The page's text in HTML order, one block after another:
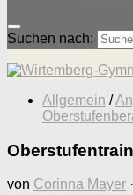
Suchen nach:
Allgemein /
von Corinna Mayer ·